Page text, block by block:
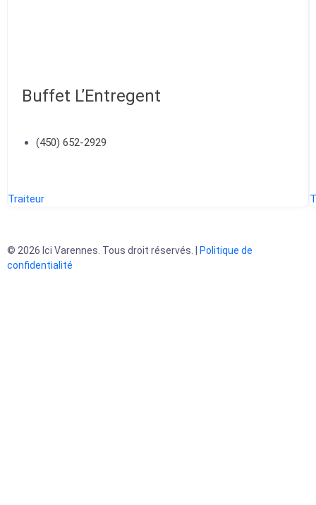
Buffet L’Entregent
(450) 652-2929
Traiteur
© 2026 Ici Varennes. Tous droit réservés. |
Politique de
confidentialité